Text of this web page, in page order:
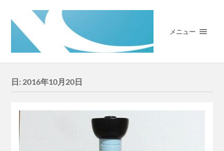
メニュー
日: 2016年10月20日